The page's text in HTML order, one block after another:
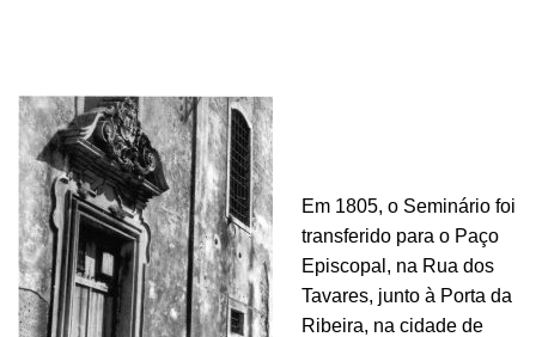
Em 1805, o Seminário foi
transferido para o Paço
Episcopal, na Rua dos
Tavares, junto à Porta da
Ribeira, na cidade de